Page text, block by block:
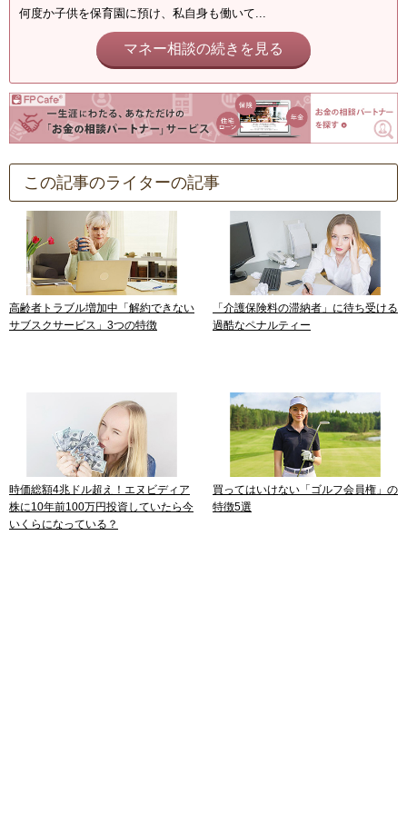
何度か子供を保育園に預け、私自身も働いて...
マネー相談の続きを見る
この記事のライターの記事
高齢者トラブル増加中「解約できない
サブスクサービス」3つの特徴
「介護保険料の滞納者」に待ち受ける
過酷なペナルティー
時価総額4兆ドル超え！エヌビディア
株に10年前100万円投資していたら今
いくらになっている？
買ってはいけない「ゴルフ会員権」の
特徴5選